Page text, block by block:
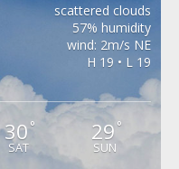
scattered clouds
57% humidity
wind: 2m/s NE
H 19 • L 19
30°
SAT
29 °
SUN